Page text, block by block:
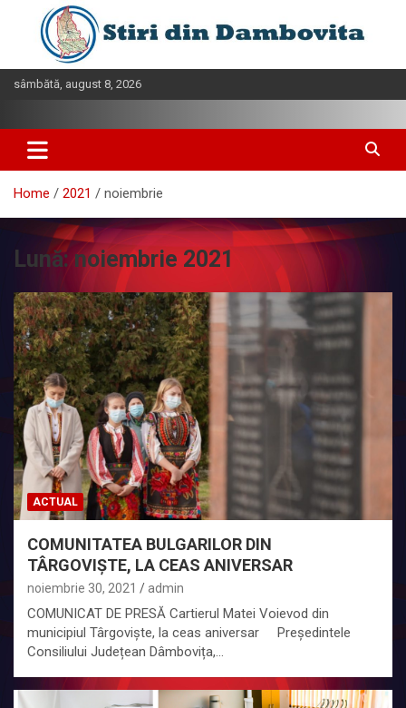
content
sâmbătă, august 8, 2026
Home 2021 noiembrie
Lună:noiembrie 2021
ACTUAL
COMUNITATEA BULGARILOR DIN
TÂRGOVIȘTE, LA CEAS ANIVERSAR
noiembrie 30, 2021 admin
COMUNICAT DE PRESĂ Cartierul Matei Voievod din
municipiul Târgoviște, la ceas aniversar Președintele
Consiliului Județean Dâmbovița,…